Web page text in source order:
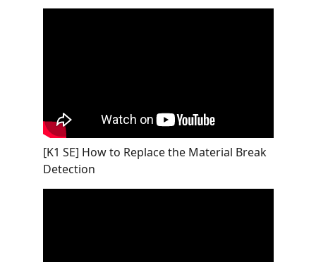
[K1 SE] How to Replace the Material Break
Detection